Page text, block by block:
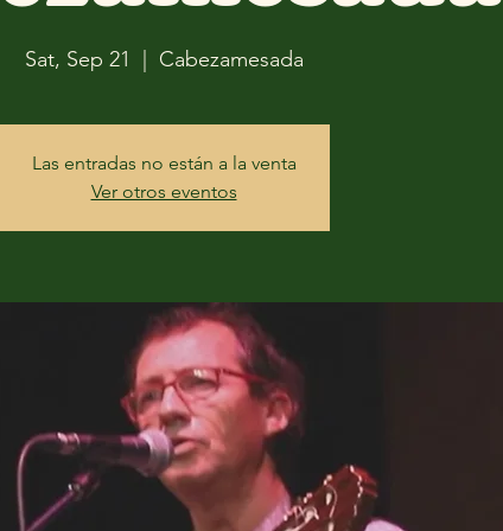
Sat, Sep 21 Cabezamesada
Las entradas no están a la venta
Ver otros eventos